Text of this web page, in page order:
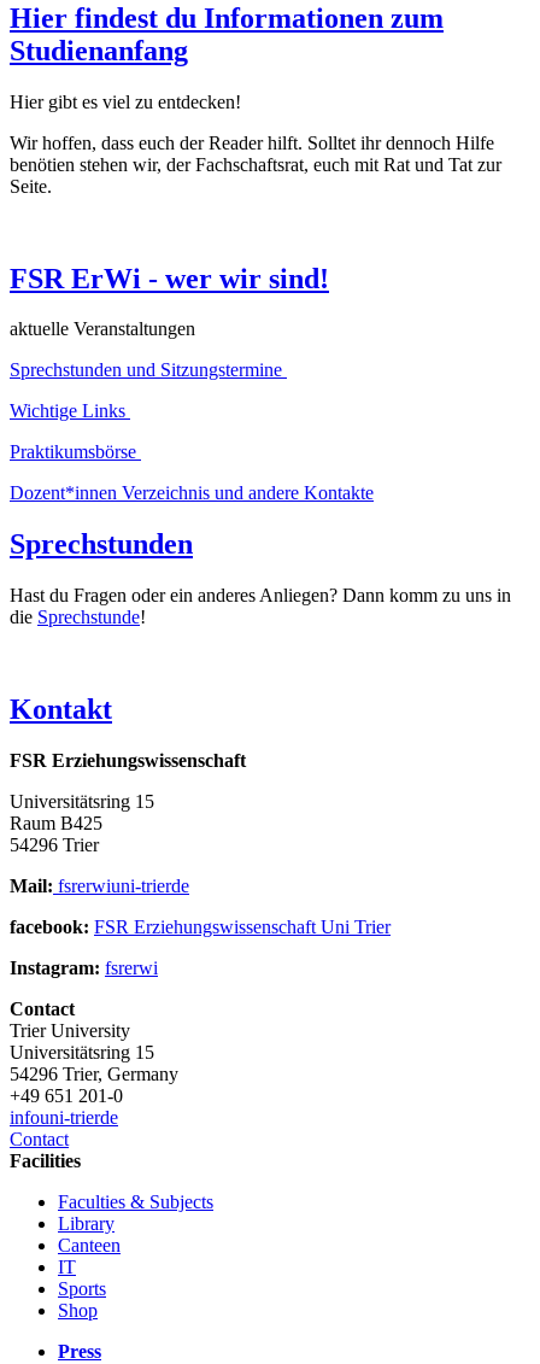
Hier findest du Informationen zum
Studienanfang
Hier gibt es viel zu entdecken!
Wir hoffen, dass euch der Reader hilft. Solltet ihr dennoch Hilfe
benötien stehen wir, der Fachschaftsrat, euch mit Rat und Tat zur
Seite.
FSR ErWi - wer wir sind!
aktuelle Veranstaltungen
Sprechstunden und Sitzungstermine
Wichtige Links
Praktikumsbörse
Dozent*innen Verzeichnis und andere Kontakte
Sprechstunden
Hast du Fragen oder ein anderes Anliegen? Dann komm zu uns in
die Sprechstunde!
Kontakt
FSR Erziehungswissenschaft
Universitätsring 15
Raum B425
54296 Trier
Mail: fsrerwiuni-trierde
facebook: FSR Erziehungswissenschaft Uni Trier
Instagram: fsrerwi
Contact
Trier University
Universitätsring 15
54296 Trier, Germany
+49 651 201-0
infouni-trierde
Contact
Facilities
Faculties & Subjects
Library
Canteen
IT
Sports
Shop
Press